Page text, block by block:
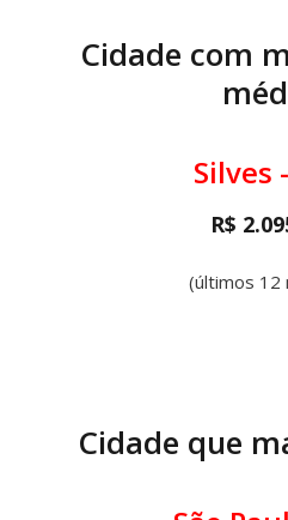
Cidade com
Silves
R$
(últimos 12
Cidade que